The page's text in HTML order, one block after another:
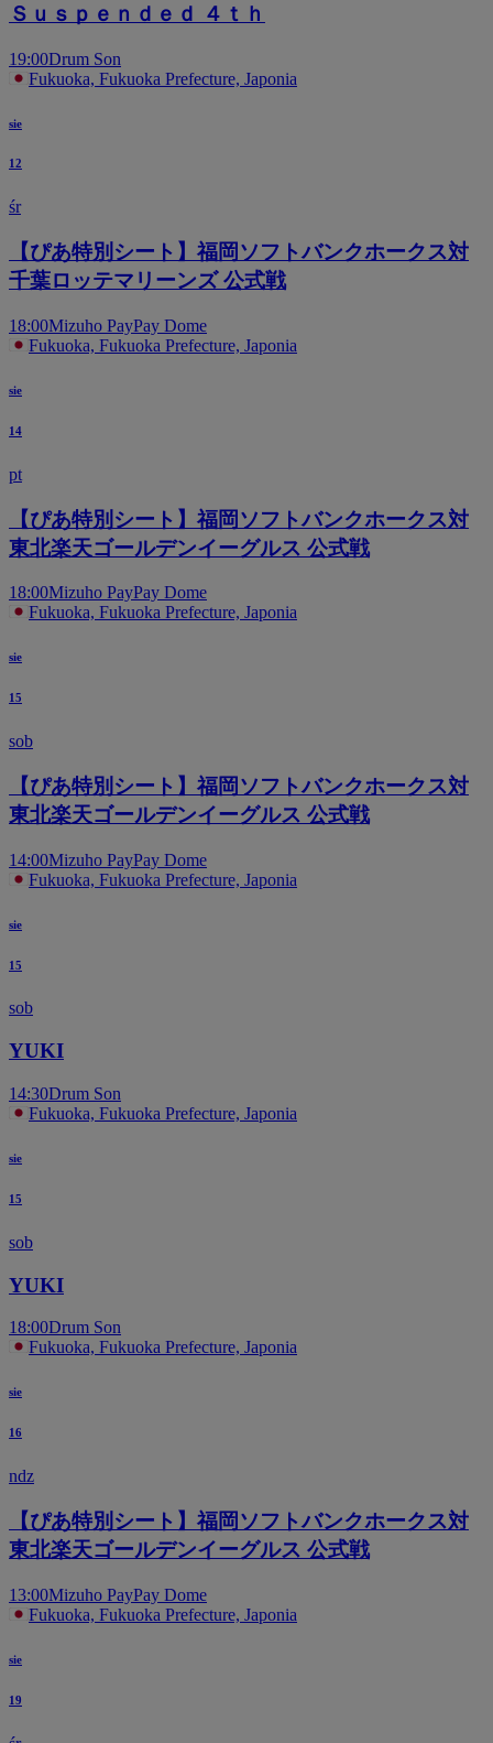
Ｓｕｓｐｅｎｄｅｄ ４ｔｈ
19:00Drum Son
Fukuoka, Fukuoka Prefecture, Japonia
sie
12
śr
【ぴあ特別シート】福岡ソフトバンクホークス対
千葉ロッテマリーンズ 公式戦
18:00Mizuho PayPay Dome
Fukuoka, Fukuoka Prefecture, Japonia
sie
14
pt
【ぴあ特別シート】福岡ソフトバンクホークス対
東北楽天ゴールデンイーグルス 公式戦
18:00Mizuho PayPay Dome
Fukuoka, Fukuoka Prefecture, Japonia
sie
15
sob
【ぴあ特別シート】福岡ソフトバンクホークス対
東北楽天ゴールデンイーグルス 公式戦
14:00Mizuho PayPay Dome
Fukuoka, Fukuoka Prefecture, Japonia
sie
15
sob
YUKI
14:30Drum Son
Fukuoka, Fukuoka Prefecture, Japonia
sie
15
sob
YUKI
18:00Drum Son
Fukuoka, Fukuoka Prefecture, Japonia
sie
16
ndz
【ぴあ特別シート】福岡ソフトバンクホークス対
東北楽天ゴールデンイーグルス 公式戦
13:00Mizuho PayPay Dome
Fukuoka, Fukuoka Prefecture, Japonia
sie
19